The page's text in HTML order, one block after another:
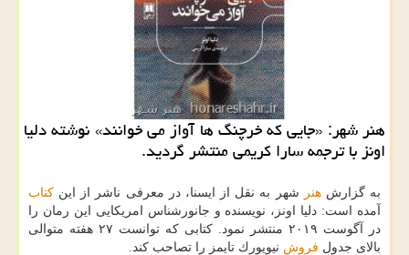
هنر شهر: «جایی كه خرچنگ ها آواز می خوانند» نوشته دلیا
اونز با ترجمه سارا كریمی منتشر گردید.
به گزارشهنر شهر به نقل از ایسنا، در معرفی ناشر از این كتاب
آمده است: دلیا اونز، نویسنده و جانورشناس امریكایی این رمان را
در آگوست ۲۰۱۹ منتشر نمود. كتابی كه توانست ۲۷ هفته متوالی
بالای جدول فروش نیویورك تایمز را تصاحب كند.